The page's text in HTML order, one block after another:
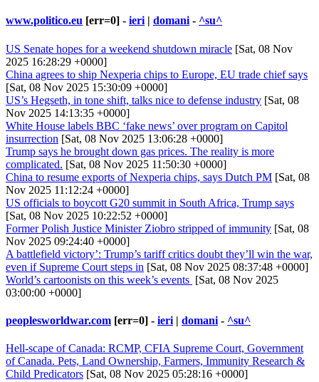
www.politico.eu [err=0] - ieri| domani- ^su^
US Senate hopes for a weekend shutdown miracle [Sat, 08 Nov
2025 16:28:29 +0000]
China agrees to ship Nexperia chips to Europe, EU trade chief says
[Sat, 08 Nov 2025 15:30:09 +0000]
US’s Hegseth, in tone shift, talks nice to defense industry [Sat, 08
Nov 2025 14:13:35 +0000]
White House labels BBC ‘fake news’ over program on Capitol
insurrection [Sat, 08 Nov 2025 13:06:28 +0000]
Trump says he brought down gas prices. The reality is more
complicated. [Sat, 08 Nov 2025 11:50:30 +0000]
China to resume exports of Nexperia chips, says Dutch PM [Sat, 08
Nov 2025 11:12:24 +0000]
US officials to boycott G20 summit in South Africa, Trump says
[Sat, 08 Nov 2025 10:22:52 +0000]
Former Polish Justice Minister Ziobro stripped of immunity [Sat, 08
Nov 2025 09:24:40 +0000]
A battlefield victory’: Trump’s tariff critics doubt they’ll win the war,
even if Supreme Court steps in [Sat, 08 Nov 2025 08:37:48 +0000]
World’s cartoonists on this week’s events [Sat, 08 Nov 2025
03:00:00 +0000]
peoplesworldwar.com [err=0] - ieri | domani - ^su^
Hell-scape of Canada: RCMP, CFIA Supreme Court, Government
of Canada. Pets, Land Ownership, Farmers, Immunity Research &
Child Predicators [Sat, 08 Nov 2025 05:28:16 +0000]